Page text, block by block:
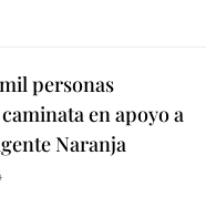
personas
en apoyo a
Naranja